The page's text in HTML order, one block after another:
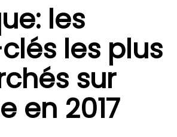
les
les plus
sur
en 2017